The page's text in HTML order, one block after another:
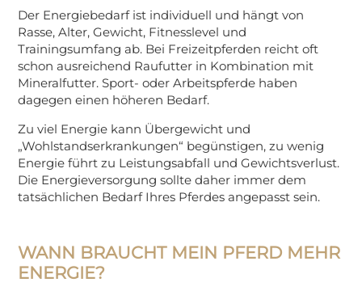
Der Energiebedarf ist individuell und hängt von
Rasse, Alter, Gewicht, Fitnesslevel und
Trainingsumfang ab. Bei Freizeitpferden reicht oft
schon ausreichend Raufutter in Kombination mit
Mineralfutter. Sport- oder Arbeitspferde haben
dagegen einen höheren Bedarf.
Zu viel Energie kann Übergewicht und
„Wohlstandserkrankungen“ begünstigen, zu wenig
Energie führt zu Leistungsabfall und Gewichtsverlust.
Die Energieversorgung sollte daher immer dem
tatsächlichen Bedarf Ihres Pferdes angepasst sein.
WANN BRAUCHT MEIN PFERD MEHR
ENERGIE?